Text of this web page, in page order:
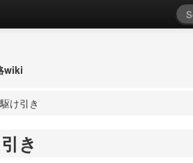
wiki
け引き
き